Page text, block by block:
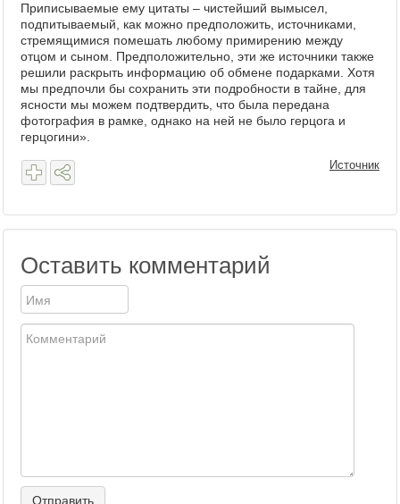
Приписываемые ему цитаты – чистейший вымысел,
подпитываемый, как можно предположить, источниками,
стремящимися помешать любому примирению между
отцом и сыном. Предположительно, эти же источники также
решили раскрыть информацию об обмене подарками. Хотя
мы предпочли бы сохранить эти подробности в тайне, для
ясности мы можем подтвердить, что была передана
фотография в рамке, однако на ней не было герцога и
герцогини».
Источник
Оставить комментарий